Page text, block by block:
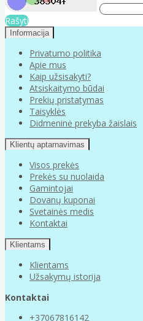
Rašyti
Informacija
Privatumo politika
Apie mus
Kaip užsisakyti?
Atsiskaitymo būdai
Prekių pristatymas
Taisyklės
Didmeninė prekyba žaislais
Klientų aptarnavimas
Visos prekės
Prekės su nuolaida
Gamintojai
Dovanų kuponai
Svetainės medis
Kontaktai
Klientams
Klientams
Užsakymų istorija
Kontaktai
+37067816142